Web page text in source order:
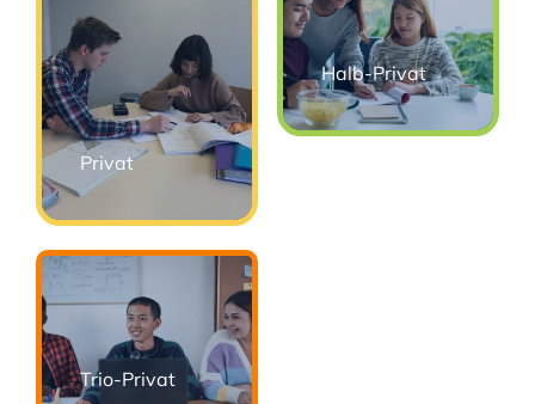
Privat
Halb-Privat
Trio-Privat